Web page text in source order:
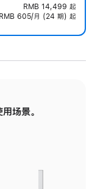
RMB 14,499 起
605/月 (24 期) 起
场景。